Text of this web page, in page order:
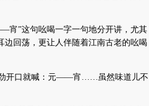
”这句吆喝一字一句地分开讲，尤其
边回荡，更让人伴随着江南古老的吆喝
开口就喊：元——宵……虽然味道儿不